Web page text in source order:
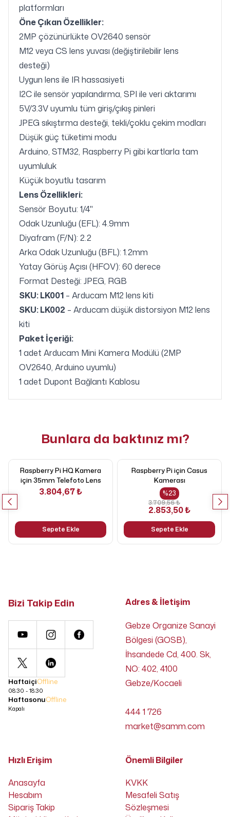
platformları
Öne Çıkan Özellikler:
2MP çözünürlükte OV2640 sensör
M12 veya CS lens yuvası (değiştirilebilir lens
desteği)
Uygun lens ile IR hassasiyeti
I2C ile sensör yapılandırma, SPI ile veri aktarımı
5V/3.3V uyumlu tüm giriş/çıkış pinleri
JPEG sıkıştırma desteği, tekli/çoklu çekim modları
Düşük güç tüketimi modu
Arduino, STM32, Raspberry Pi gibi kartlarla tam
uyumluluk
Küçük boyutlu tasarım
Lens Özellikleri:
Sensör Boyutu: 1/4"
Odak Uzunluğu (EFL): 4.9mm
Diyafram (F/N): 2.2
Arka Odak Uzunluğu (BFL): 1.2mm
Yatay Görüş Açısı (HFOV): 60 derece
Format Desteği: JPEG, RGB
SKU: LK001 – Arducam M12 lens kiti
SKU: LK002 – Arducam düşük distorsiyon M12 lens
kiti
Paket İçeriği:
1 adet Arducam Mini Kamera Modülü (2MP
OV2640, Arduino uyumlu)
1 adet Dupont Bağlantı Kablosu
Bunlara da baktınız mı?
Raspberry Pi HQ Kamera
için 35mm Telefoto Lens
3.804,67 ₺
Sepete Ekle
Raspberry Pi için Casus
Kamerası
%23
3.709,56 ₺
2.853,50 ₺
Sepete Ekle
Bizi Takip Edin
HaftaiçiOffline
08:30 - 18:30
HaftasonuOffline
Kapalı
Adres & İletişim
Gebze Organize Sanayi
Bölgesi (GOSB),
İhsandede Cd, 400. Sk,
NO: 402, 4100
Gebze/Kocaeli
444 1 726
market@samm.com
Hızlı Erişim
Anasayfa
Hesabım
Sipariş Takip
Önemli Bilgiler
KVKK
Mesafeli Satış
Sözleşmesi